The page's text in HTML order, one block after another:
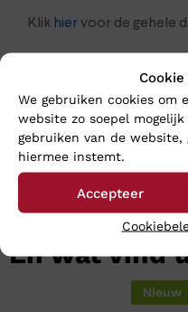
We gebruiken cookies om
website zo soepel
gebruiken van de
hiermee instemt.
Accepteer
Klik hiervoor de gehele
En wat vind
Nieuw